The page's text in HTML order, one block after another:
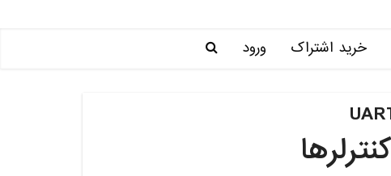
خرید اشتراک ورود